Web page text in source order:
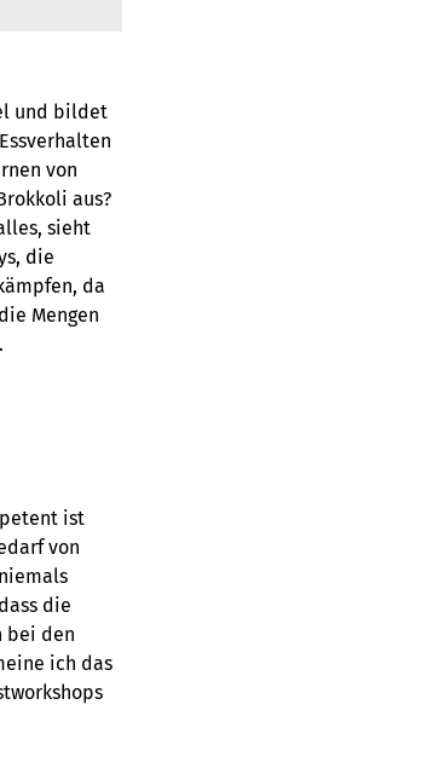
und bildet
von
aus?
sieht
die
da
Mengen
ist
von
die
bei den
ich das